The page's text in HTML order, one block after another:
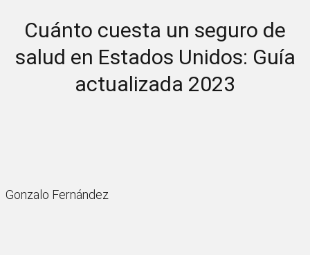
Cuánto cuesta un seguro de
salud en Estados Unidos: Guía
actualizada 2023
Gonzalo Fernández